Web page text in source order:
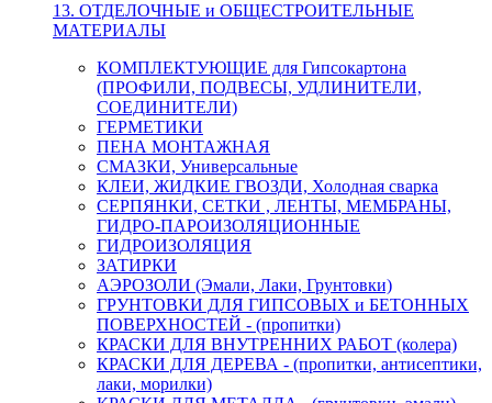
13. ОТДЕЛОЧНЫЕ и ОБЩЕСТРОИТЕЛЬНЫЕ
МАТЕРИАЛЫ
КОМПЛЕКТУЮЩИЕ для Гипсокартона
(ПРОФИЛИ, ПОДВЕСЫ, УДЛИНИТЕЛИ,
СОЕДИНИТЕЛИ)
ГЕРМЕТИКИ
ПЕНА МОНТАЖНАЯ
СМАЗКИ, Универсальные
КЛЕИ, ЖИДКИЕ ГВОЗДИ, Холодная сварка
СЕРПЯНКИ, СЕТКИ , ЛЕНТЫ, МЕМБРАНЫ,
ГИДРО-ПАРОИЗОЛЯЦИОННЫЕ
ГИДРОИЗОЛЯЦИЯ
ЗАТИРКИ
АЭРОЗОЛИ (Эмали, Лаки, Грунтовки)
ГРУНТОВКИ ДЛЯ ГИПСОВЫХ и БЕТОННЫХ
ПОВЕРХНОСТЕЙ - (пропитки)
КРАСКИ ДЛЯ ВНУТРЕННИХ РАБОТ (колера)
КРАСКИ ДЛЯ ДЕРЕВА - (пропитки, антисептики,
лаки, морилки)